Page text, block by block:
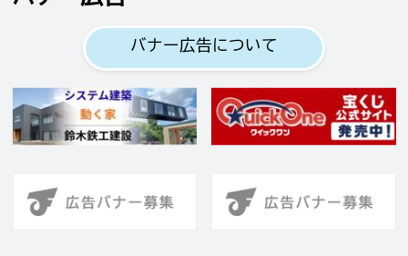
バナー広告について